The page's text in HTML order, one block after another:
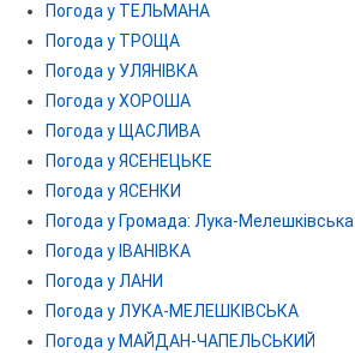
Погода у ТЕЛЬМАНА
Погода у ТРОЩА
Погода у УЛЯНІВКА
Погода у ХОРОША
Погода у ЩАСЛИВА
Погода у ЯСЕНЕЦЬКЕ
Погода у ЯСЕНКИ
Погода у Громада: Лука-Мелешківська
Погода у ІВАНІВКА
Погода у ЛАНИ
Погода у ЛУКА-МЕЛЕШКІВСЬКА
Погода у МАЙДАН-ЧАПЕЛЬСЬКИЙ